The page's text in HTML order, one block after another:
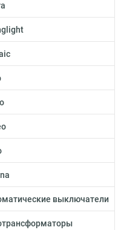
выключатели